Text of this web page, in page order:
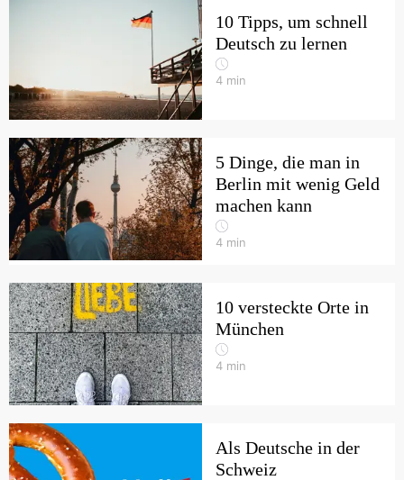
10 Tipps, um schnell
Deutsch zu lernen
4 min
5 Dinge, die man in
Berlin mit wenig Geld
machen kann
4 min
10 versteckte Orte in
München
4 min
Als Deutsche in der
Schweiz